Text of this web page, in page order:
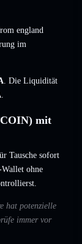
england
im
. Die Liquidität
.
mit
Tausche sofort
ohne
hat potenzielle
immer vor